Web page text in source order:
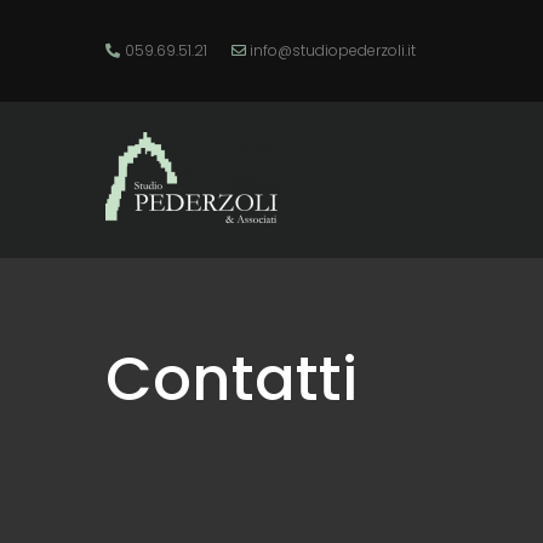
059.69.51.21 info@studiopederzoli.it
Contatti